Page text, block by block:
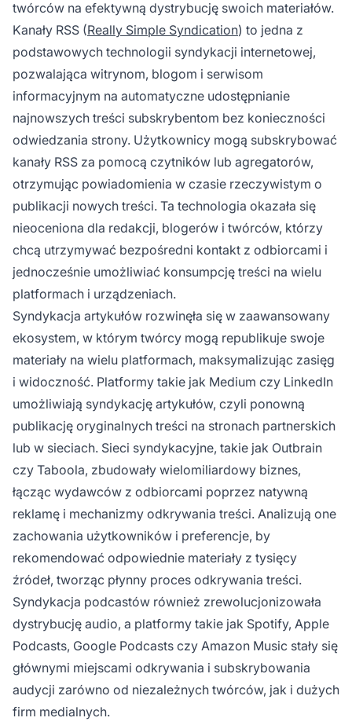
twórców na efektywną dystrybucję swoich materiałów.
Kanały RSS (Really Simple Syndication) to jedna z
podstawowych technologii syndykacji internetowej,
pozwalająca witrynom, blogom i serwisom
informacyjnym na automatyczne udostępnianie
najnowszych treści subskrybentom bez konieczności
odwiedzania strony. Użytkownicy mogą subskrybować
kanały RSS za pomocą czytników lub agregatorów,
otrzymując powiadomienia w czasie rzeczywistym o
publikacji nowych treści. Ta technologia okazała się
nieoceniona dla redakcji, blogerów i twórców, którzy
chcą utrzymywać bezpośredni kontakt z odbiorcami i
jednocześnie umożliwiać konsumpcję treści na wielu
platformach i urządzeniach.
Syndykacja artykułów rozwinęła się w zaawansowany
ekosystem, w którym twórcy mogą republikuje swoje
materiały na wielu platformach, maksymalizując zasięg
i widoczność. Platformy takie jak Medium czy LinkedIn
umożliwiają syndykację artykułów, czyli ponowną
publikację oryginalnych treści na stronach partnerskich
lub w sieciach. Sieci syndykacyjne, takie jak Outbrain
czy Taboola, zbudowały wielomiliardowy biznes,
łącząc wydawców z odbiorcami poprzez natywną
reklamę i mechanizmy odkrywania treści. Analizują one
zachowania użytkowników i preferencje, by
rekomendować odpowiednie materiały z tysięcy
źródeł, tworząc płynny proces odkrywania treści.
Syndykacja podcastów również zrewolucjonizowała
dystrybucję audio, a platformy takie jak Spotify, Apple
Podcasts, Google Podcasts czy Amazon Music stały się
głównymi miejscami odkrywania i subskrybowania
audycji zarówno od niezależnych twórców, jak i dużych
firm medialnych.